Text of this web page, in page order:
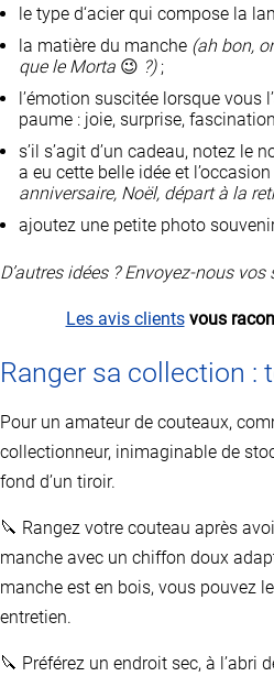
le type d‘acier qui compose la
la matière du manche (ah bon,
que le Morta 😉 ?);
l’émotion suscitée lorsque vous
paume : joie, surprise,
s’il s’agit d’un cadeau, notez le
a eu cette belle idée et l’occasion
anniversaire, Noël, départ à la
ajoutez une petite photo
D’autres idées ? Envoyez-nous
Les avis clientsvous
Ranger sa collection :
Pour un amateur de couteaux,
collectionneur, inimaginable de
fond d’un tiroir.
🔪 Rangez votre couteau après
manche avec un chiffon doux
manche est en bois, vous pouvez
entretien.
🔪 Préférez un endroit sec, à l’abri